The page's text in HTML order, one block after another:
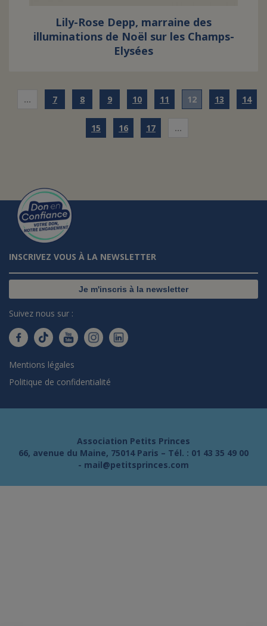
Lily-Rose Depp, marraine des
illuminations de Noël sur les Champs-
Elysées
… 7 8 9 10 11 12 13 14
15 16 17 …
INSCRIVEZ VOUS À LA NEWSLETTER
Je m'inscris à la newsletter
Suivez nous sur :
Mentions légales
Politique de confidentialité
Association Petits Princes
66, avenue du Maine, 75014 Paris – Tél. : 01 43 35 49 00
- mail@petitsprinces.com